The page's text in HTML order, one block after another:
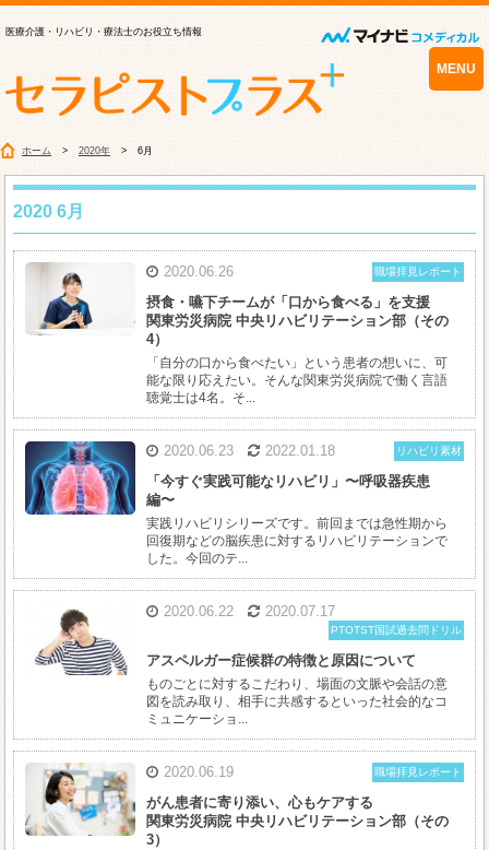
医療介護・リハビリ・療法士のお役立ち情報
MENU
ホーム 2020年 6月
2020 6月
2020.06.26 職場拝見レポート
摂食・嚥下チームが「口から食べる」を支援
関東労災病院 中央リハビリテーション部（その
4）
「自分の口から食べたい」という患者の想いに、可
能な限り応えたい。そんな関東労災病院で働く言語
聴覚士は4名。そ...
2020.06.23 2022.01.18 リハビリ素材
「今すぐ実践可能なリハビリ」〜呼吸器疾患
編〜
実践リハビリシリーズです。前回までは急性期から
回復期などの脳疾患に対するリハビリテーションで
した。今回のテ...
2020.06.22 2020.07.17
PTOTST国試過去問ドリル
アスペルガー症候群の特徴と原因について
ものごとに対するこだわり、場面の文脈や会話の意
図を読み取り、相手に共感するといった社会的なコ
ミュニケーショ...
2020.06.19 職場拝見レポート
がん患者に寄り添い、心もケアする
関東労災病院 中央リハビリテーション部（その
3）